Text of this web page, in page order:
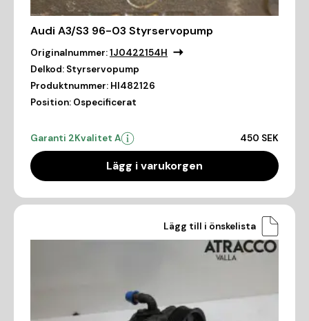
Audi A3/S3 96-03 Styrservopump
Originalnummer:1J0422154H
Delkod: Styrservopump
Produktnummer: HI482126
Position: Ospecificerat
Garanti 2Kvalitet A 450 SEK
Lägg i varukorgen
Lägg till i önskelista